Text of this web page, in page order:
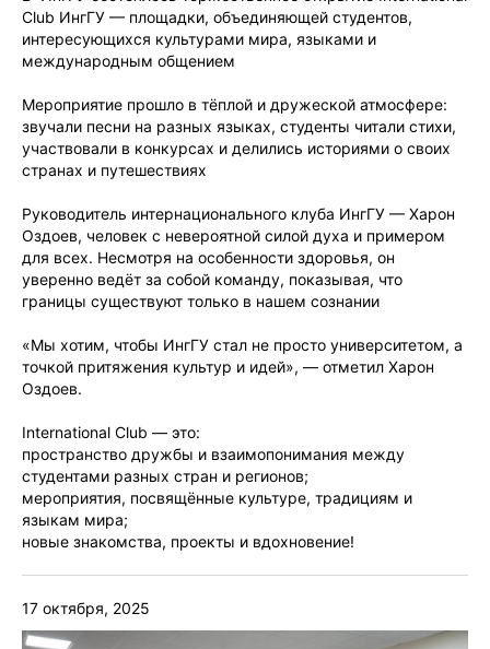
Club ИнгГУ — площадки, объединяющей студентов,
интересующихся культурами мира, языками и
международным общением
Мероприятие прошло в тёплой и дружеской атмосфере:
звучали песни на разных языках, студенты читали стихи,
участвовали в конкурсах и делились историями о своих
странах и путешествиях
Руководитель интернационального клуба ИнгГУ — Харон
Оздоев, человек с невероятной силой духа и примером
для всех. Несмотря на особенности здоровья, он
уверенно ведёт за собой команду, показывая, что
границы существуют только в нашем сознании
«Мы хотим, чтобы ИнгГУ стал не просто университетом, а
точкой притяжения культур и идей», — отметил Харон
Оздоев.
International Club — это:
пространство дружбы и взаимопонимания между
студентами разных стран и регионов;
мероприятия, посвящённые культуре, традициям и
языкам мира;
новые знакомства, проекты и вдохновение!
17 октября, 2025